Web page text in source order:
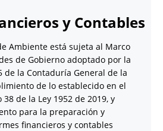
y Contables
Ambiente está sujeta al Marco
de Gobierno adoptado por la
de la Contaduría General de la
de lo establecido en el
de la Ley 1952 de 2019, y
para la preparación y
financieros y contables